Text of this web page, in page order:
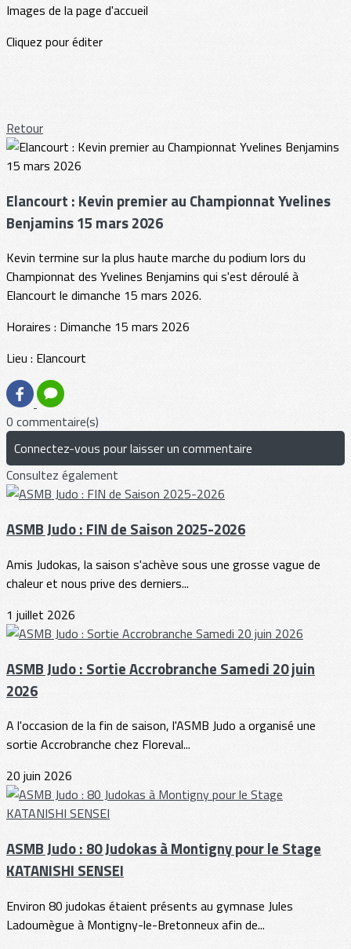
Images de la page d'accueil
Cliquez pour éditer
Retour
Elancourt : Kevin premier au Championnat Yvelines
Benjamins 15 mars 2026
Kevin termine sur la plus haute marche du podium lors du
Championnat des Yvelines Benjamins qui s'est déroulé à
Elancourt le dimanche 15 mars 2026.
Horaires : Dimanche 15 mars 2026
Lieu : Elancourt
0 commentaire(s)
Connectez-vous pour laisser un commentaire
Consultez également
ASMB Judo : FIN de Saison 2025-2026
Amis Judokas, la saison s'achève sous une grosse vague de
chaleur et nous prive des derniers...
1 juillet 2026
ASMB Judo : Sortie Accrobranche Samedi 20 juin
2026
A l'occasion de la fin de saison, l'ASMB Judo a organisé une
sortie Accrobranche chez Floreval...
20 juin 2026
ASMB Judo : 80 Judokas à Montigny pour le Stage
KATANISHI SENSEI
Environ 80 judokas étaient présents au gymnase Jules
Ladoumègue à Montigny-le-Bretonneux afin de...